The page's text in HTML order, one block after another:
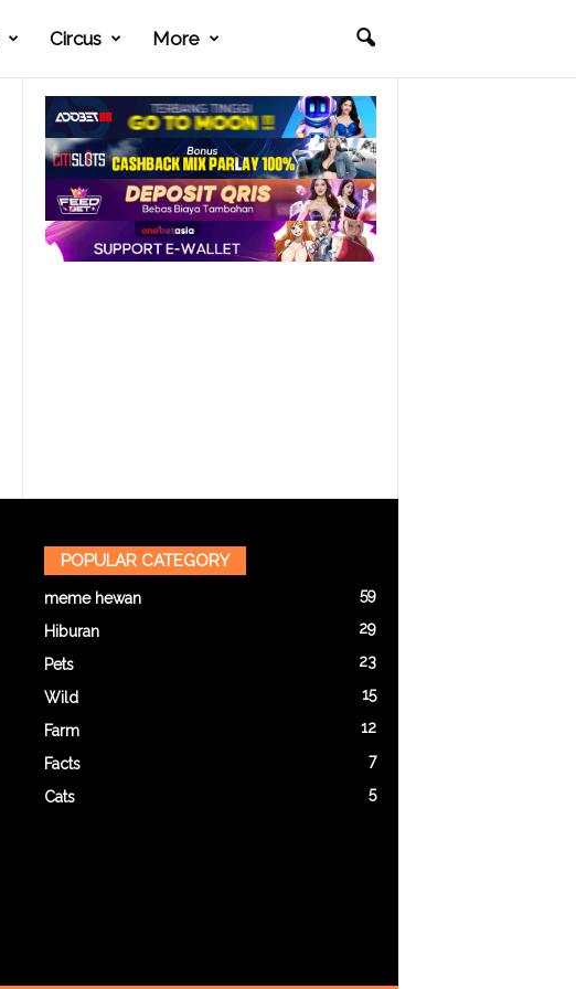
Circus More
POPULAR CATEGORY
meme hewan 59
Hiburan 29
Pets 23
Wild 15
Farm 12
Facts 7
Cats 5